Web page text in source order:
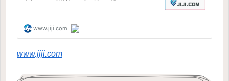
www.jiji.com